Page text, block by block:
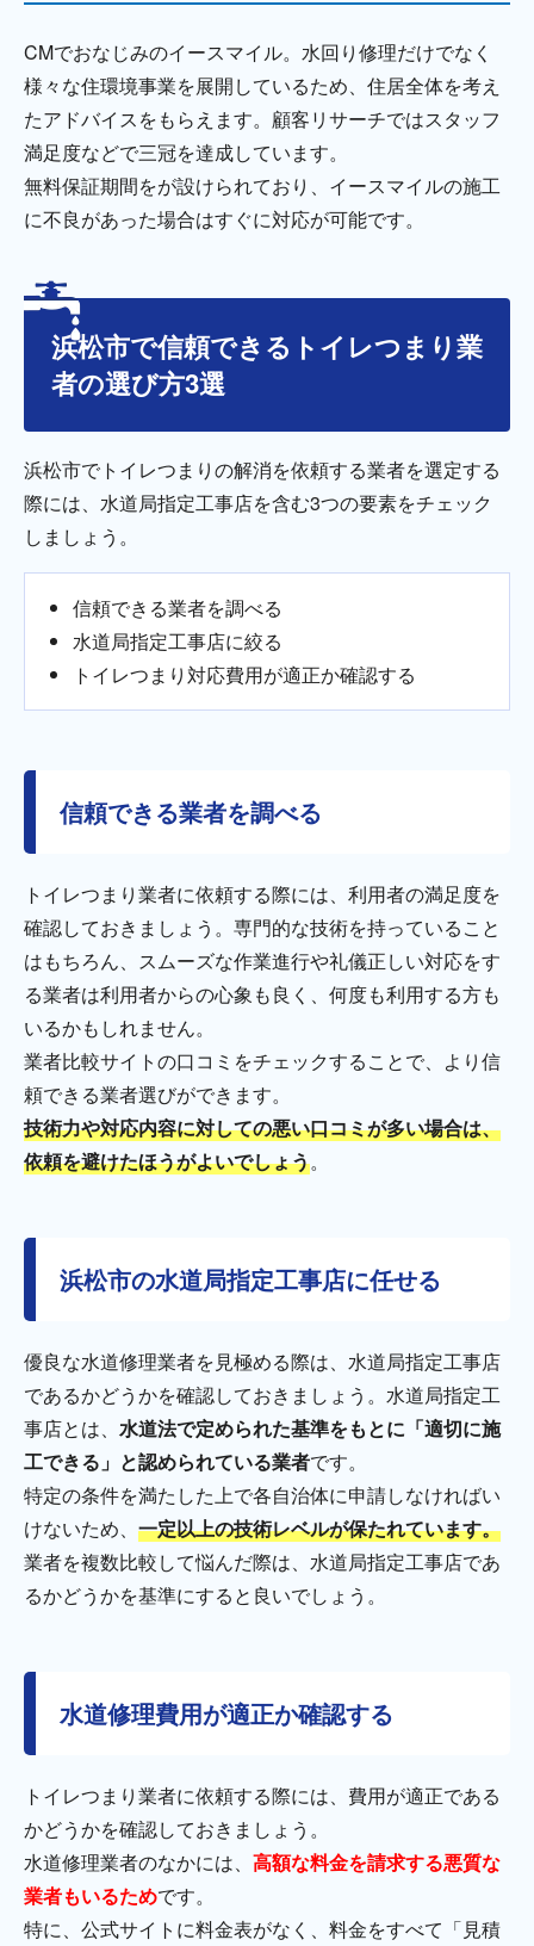
CMでおなじみのイースマイル。水回り修理だけでなく
様々な住環境事業を展開しているため、住居全体を考え
たアドバイスをもらえます。顧客リサーチではスタッフ
満足度などで三冠を達成しています。
無料保証期間をが設けられており、イースマイルの施工
に不良があった場合はすぐに対応が可能です。
浜松市で信頼できるトイレつまり業
者の選び方3選
浜松市でトイレつまりの解消を依頼する業者を選定する
際には、水道局指定工事店を含む3つの要素をチェック
しましょう。
信頼できる業者を調べる
水道局指定工事店に絞る
トイレつまり対応費用が適正か確認する
信頼できる業者を調べる
トイレつまり業者に依頼する際には、利用者の満足度を
確認しておきましょう。専門的な技術を持っていること
はもちろん、スムーズな作業進行や礼儀正しい対応をす
る業者は利用者からの心象も良く、何度も利用する方も
いるかもしれません。
業者比較サイトの口コミをチェックすることで、より信
頼できる業者選びができます。
技術力や対応内容に対しての悪い口コミが多い場合は、
依頼を避けたほうがよいでしょう。
浜松市の水道局指定工事店に任せる
優良な水道修理業者を見極める際は、水道局指定工事店
であるかどうかを確認しておきましょう。水道局指定工
事店とは、 水道法で定められた基準をもとに「適切に施
工できる」と認められている業者です。
特定の条件を満たした上で各自治体に申請しなければい
けないため、 一定以上の技術レベルが保たれています。
業者を複数比較して悩んだ際は、水道局指定工事店であ
るかどうかを基準にすると良いでしょう。
水道修理費用が適正か確認する
トイレつまり業者に依頼する際には、費用が適正である
かどうかを確認しておきましょう。
水道修理業者のなかには、 高額な料金を請求する悪質な
業者もいるためです。
特に、公式サイトに料金表がなく、料金をすべて「見積